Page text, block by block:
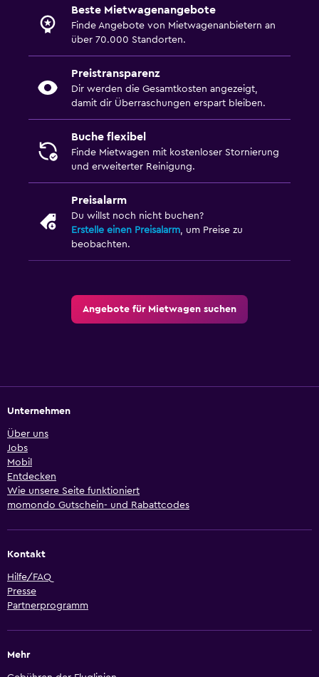
Beste Mietwagenangebote
Finde Angebote von Mietwagenanbietern an
über 70.000 Standorten.
Preistransparenz
Dir werden die Gesamtkosten angezeigt,
damit dir Überraschungen erspart bleiben.
Buche flexibel
Finde Mietwagen mit kostenloser Stornierung
und erweiterter Reinigung.
Preisalarm
Du willst noch nicht buchen?
Erstelle einen Preisalarm, um Preise zu
beobachten.
Angebote für Mietwagen suchen
Unternehmen
Über uns
Jobs
Mobil
Entdecken
Wie unsere Seite funktioniert
momondo Gutschein- und Rabattcodes
Kontakt
Hilfe/FAQ
Presse
Partnerprogramm
Mehr